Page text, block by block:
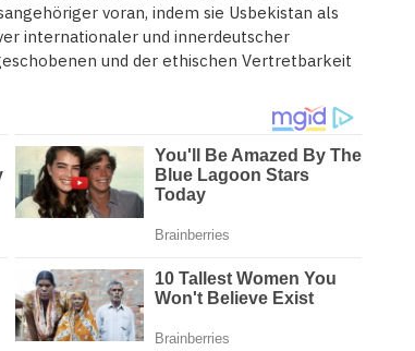
voran, indem sie Usbekistan als
internationaler und innerdeutscher
und der ethischen Vertretbarkeit